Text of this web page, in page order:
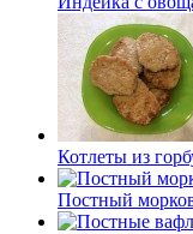
Котлеты из
Постный